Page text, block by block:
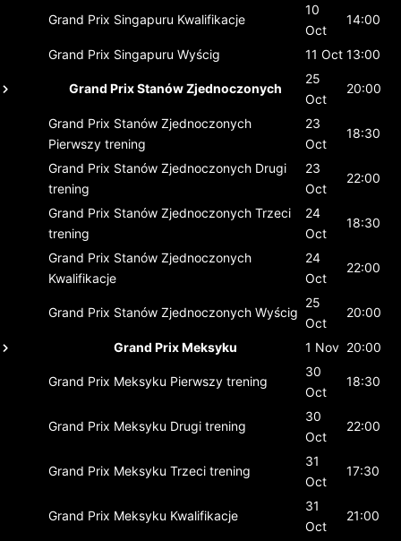
Grand Prix Singapuru Kwalifikacje
10
Oct
14:00
Grand Prix Singapuru Wyścig 11 Oct 13:00
Grand Prix Stanów Zjednoczonych
25
Oct
20:00
Grand Prix Stanów Zjednoczonych
Pierwszy trening
23
Oct
18:30
Grand Prix Stanów Zjednoczonych Drugi
trening
23
Oct
22:00
Grand Prix Stanów Zjednoczonych Trzeci
trening
24
Oct
18:30
Grand Prix Stanów Zjednoczonych
Kwalifikacje
24
Oct
22:00
Grand Prix Stanów Zjednoczonych Wyścig
25
Oct
20:00
Grand Prix Meksyku 1 Nov 20:00
Grand Prix Meksyku Pierwszy trening
30
Oct
18:30
Grand Prix Meksyku Drugi trening
30
Oct
22:00
Grand Prix Meksyku Trzeci trening
31
Oct
17:30
Grand Prix Meksyku Kwalifikacje
31
Oct
21:00